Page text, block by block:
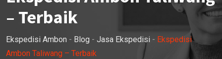
– Terbaik
Ekspedisi Ambon - Blog - Jasa Ekspedisi - Ekspedisi
Ambon Taliwang – Terbaik